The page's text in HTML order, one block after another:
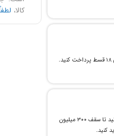
با خرید چکی از «انتخاب من»، می‌توانید تا سقف ۳۰۰ میلیون
کنید.
کالا،